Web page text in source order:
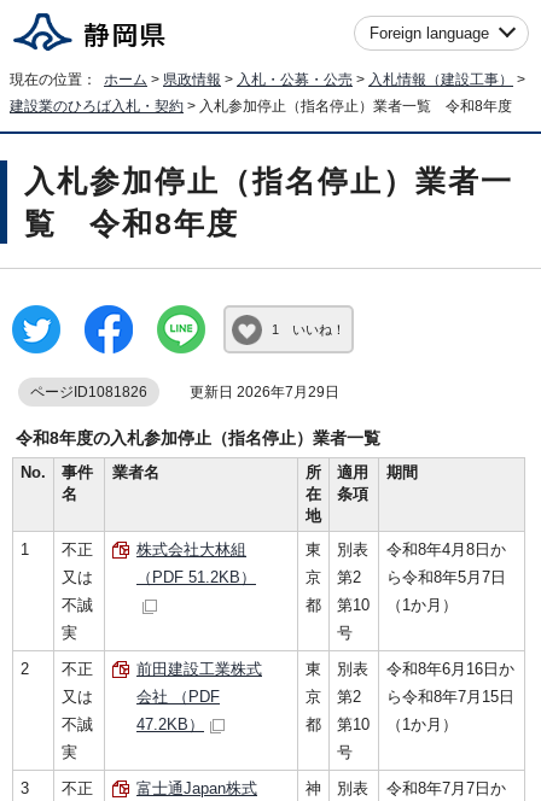
Foreign language
現在の位置： ホーム > 県政情報 > 入札・公募・公売 > 入札情報（建設工事）
>
建設業のひろば入札・契約 > 入札参加停止（指名停止）業者一覧 令和8年度
入札参加停止（指名停止）業者一
覧 令和8年度
1 いいね！
ページID1081826 更新日 2026年7月29日
令和8年度の入札参加停止（指名停止）業者一覧
No.
事件
名
業者名
所
在
地
適用
条項
期間
1
不正
又は
不誠
実
株式会社大林組
（PDF 51.2KB）
東
京
都
別表
第2
第10
号
令和8年4月8日か
ら令和8年5月7日
（1か月）
2
不正
又は
不誠
実
前田建設工業株式
会社 （PDF
47.2KB）
東
京
都
別表
第2
第10
号
令和8年6月16日か
ら令和8年7月15日
（1か月）
3
不正
富士通Japan株式
神
別表
令和8年7月7日か